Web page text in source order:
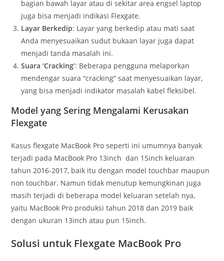
bagian bawah layar atau di sekitar area engsel laptop
juga bisa menjadi indikasi Flexgate.
Layar Berkedip: Layar yang berkedip atau mati saat
Anda menyesuaikan sudut bukaan layar juga dapat
menjadi tanda masalah ini.
Suara ‘Cracking’: Beberapa pengguna melaporkan
mendengar suara “cracking” saat menyesuaikan layar,
yang bisa menjadi indikator masalah kabel fleksibel.
Model yang Sering Mengalami Kerusakan
Flexgate
Kasus flexgate MacBook Pro seperti ini umumnya banyak
terjadi pada MacBook Pro 13inch dan 15inch keluaran
tahun 2016-2017, baik itu dengan model touchbar maupun
non touchbar. Namun tidak menutup kemungkinan juga
masih terjadi di beberapa model keluaran setelah nya,
yaitu MacBook Pro produksi tahun 2018 dan 2019 baik
dengan ukuran 13inch atau pun 15inch.
Solusi untuk Flexgate MacBook Pro